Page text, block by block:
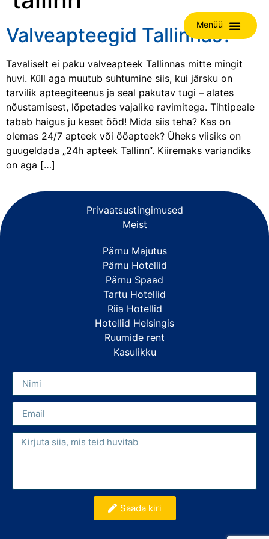
Menüü
Valveapteegid Tallinnas?
Tavaliselt ei paku valveapteek Tallinnas mitte mingit
huvi. Küll aga muutub suhtumine siis, kui järsku on
tarvilik apteegiteenus ja seal pakutav tugi – alates
nõustamisest, lõpetades vajalike ravimitega. Tihtipeale
tabab haigus ju keset ööd! Mida siis teha? Kas on
olemas 24/7 apteek või ööapteek? Üheks viisiks on
guugeldada „24h apteek Tallinn“. Kiiremaks variandiks
on aga […]
Privaatsustingimused
Meist
Pärnu Majutus
Pärnu Hotellid
Pärnu Spaad
Tartu Hotellid
Riia Hotellid
Hotellid Helsingis
Ruumide rent
Kasulikku
Saada kiri